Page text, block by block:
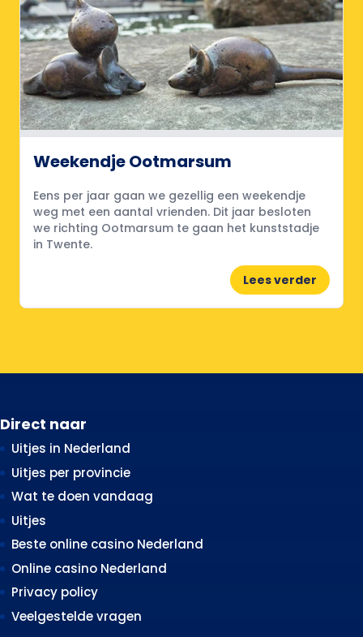
Weekendje Ootmarsum
Eens per jaar gaan we gezellig een weekendje
weg met een aantal vrienden. Dit jaar besloten
we richting Ootmarsum te gaan het kunststadje
in Twente.
Lees verder
Direct naar
Uitjes in Nederland
Uitjes per provincie
Wat te doen vandaag
Uitjes
Beste online casino Nederland
Online casino Nederland
Privacy policy
Veelgestelde vragen